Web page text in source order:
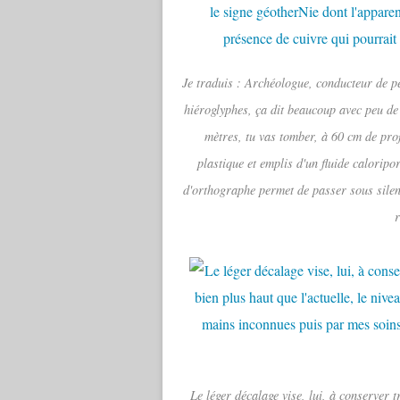
Je traduis : Archéologue, conducteur de
hiéroglyphes, ça dit beaucoup avec peu
mètres, tu vas tomber, à 60 cm de
plastique et emplis d'un fluide
d'orthographe permet de passer sous
Le léger décalage vise, lui, à